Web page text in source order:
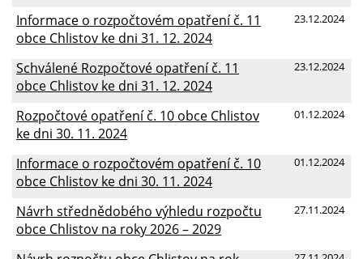
23.12.2024
Informace o rozpočtovém opatření č. 11
obce Chlistov ke dni 31. 12. 2024
23.12.2024
Schválené Rozpočtové opatření č. 11
obce Chlistov ke dni 31. 12. 2024
01.12.2024
Rozpočtové opatření č. 10 obce Chlistov
ke dni 30. 11. 2024
01.12.2024
Informace o rozpočtovém opatření č. 10
obce Chlistov ke dni 30. 11. 2024
27.11.2024
Návrh střednědobého výhledu rozpočtu
obce Chlistov na roky 2026 – 2029